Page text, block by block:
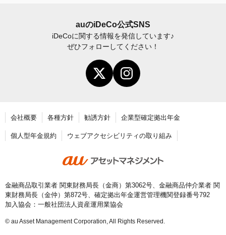
加入後の諸変更手続きについて
お申し込み後に届く書類について
年末調整・確定申告の書き方と記入例
老齢給付金の請求手続き
auのiDeCo公式SNS
iDeCoに関する情報を発信しています♪
ぜひフォローしてください！
会社概要 各種方針 勧誘方針 企業型確定拠出年金
個人型年金規約 ウェブアクセシビリティの取り組み
金融商品取引業者 関東財務局長（金商）第3062号、金融商品仲介業者 関
東財務局長（金仲）第872号、確定拠出年金運営管理機関登録番号792
加入協会：一般社団法人資産運用業協会
© au Asset Management Corporation, All Rights Reserved.